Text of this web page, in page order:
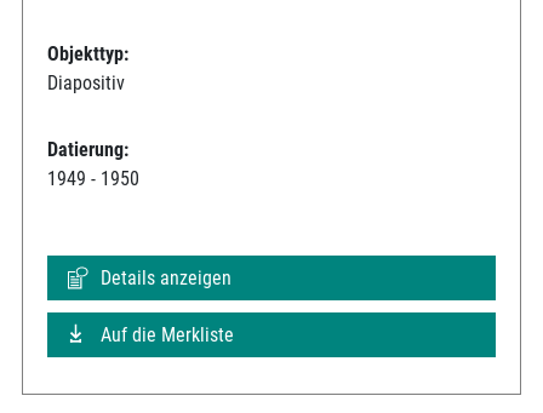
Objekttyp:
Diapositiv
Datierung:
1949 - 1950
Details anzeigen
Auf die Merkliste